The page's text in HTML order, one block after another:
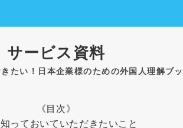
サービス資料
たい！日本企業様のための外国人理解ブ
《目次》
っておいていただきたいこと